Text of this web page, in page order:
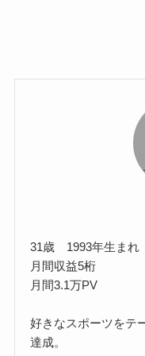
31歳 1993年生まれ
月間収益5桁
月間3.1万PV
好きなスポーツをテ
達成。